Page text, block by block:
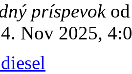
príspevok
Nov 2025,